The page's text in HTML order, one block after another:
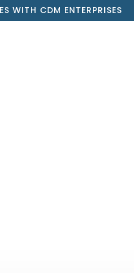
WITH CDM ENTERPRISES